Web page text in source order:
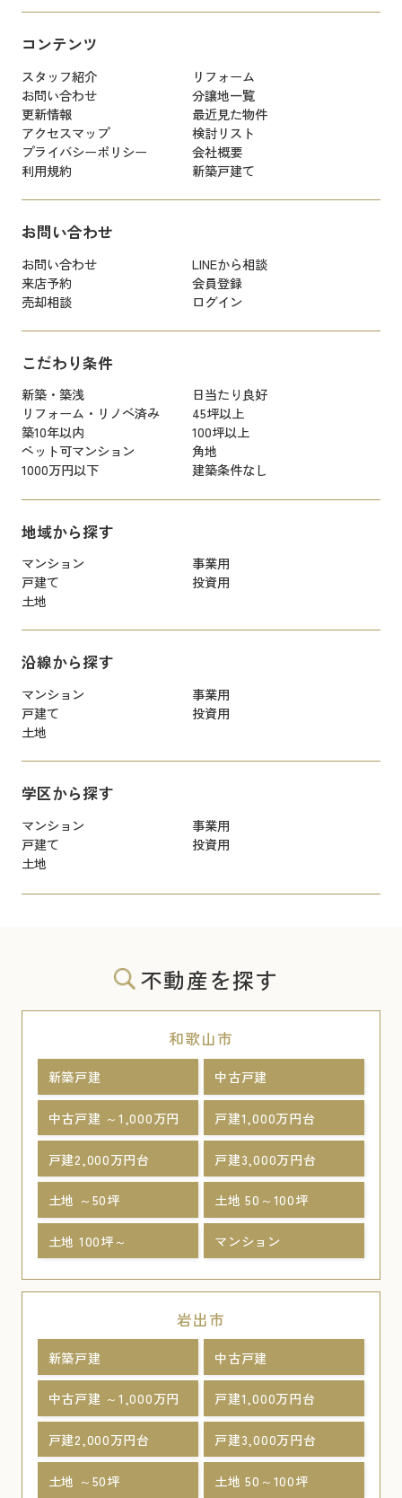
コンテンツ
スタッフ紹介
リフォーム
お問い合わせ
分譲地一覧
更新情報
最近見た物件
アクセスマップ
検討リスト
プライバシーポリシー
会社概要
利用規約
新築戸建て
お問い合わせ
お問い合わせ
LINEから相談
来店予約
会員登録
売却相談
ログイン
こだわり条件
新築・築浅
日当たり良好
リフォーム・リノベ済み
45坪以上
築10年以内
100坪以上
ペット可マンション
角地
1000万円以下
建築条件なし
地域から探す
マンション
事業用
戸建て
投資用
土地
沿線から探す
マンション
事業用
戸建て
投資用
土地
学区から探す
マンション
事業用
戸建て
投資用
土地
不動産を探す
和歌山市
新築戸建 中古戸建
中古戸建 ～1,000万円 戸建1,000万円台
戸建2,000万円台 戸建3,000万円台
土地 ～50坪 土地 50～100坪
土地 100坪～ マンション
岩出市
新築戸建 中古戸建
中古戸建 ～1,000万円 戸建1,000万円台
戸建2,000万円台 戸建3,000万円台
土地 ～50坪 土地 50～100坪